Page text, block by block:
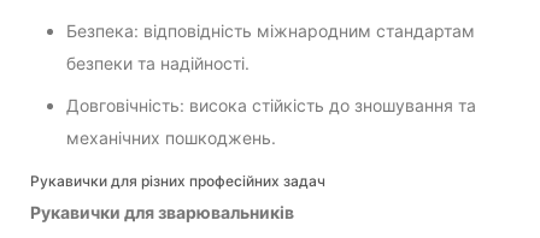
Безпека: відповідність міжнародним стандартам
безпеки та надійності.
Довговічність: висока стійкість до зношування та
механічних пошкоджень.
Рукавички для різних професійних задач
Рукавички для зварювальників